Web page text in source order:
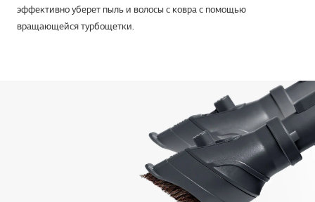
эффективно уберет пыль и волосы с ковра с помощью
вращающейся турбощетки.